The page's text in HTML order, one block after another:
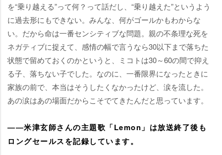
を“乗り越える”って何？って話だし、“乗り越えた”というよう
に過去形にもできない。みんな、何がゴールかもわからな
い。だから命は一番センシティブな問題。親の不条理な死を
ネガティブに捉えて、感情の幅で言うなら30以下まで落ちた
状態で留めておくのかというと、ミコトは30～60の間で抑え
る子、落ちない子でした。なのに、一番限界になったときに
家族の前で、本当はそうしたくなかったけど、涙を流した。
あの涙はあの場面だからこそでてきたんだと思っています。
――米津玄師さんの主題歌「Lemon」は放送終了後も
ロングセールスを記録しています。